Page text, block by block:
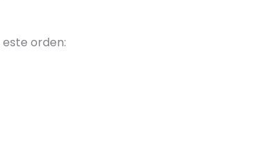
orden: